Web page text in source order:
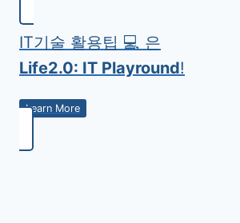
IT기술 활용팁 💻 은
Life2.0: IT Playround!
Learn More